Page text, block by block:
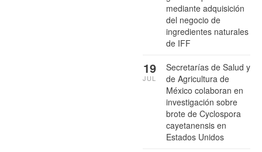
mediante adquisición
del negocio de
ingredientes naturales
de IFF
Secretarías de Salud y
de Agricultura de
México colaboran en
investigación sobre
brote de Cyclospora
cayetanensis en
Estados Unidos
19
JUL